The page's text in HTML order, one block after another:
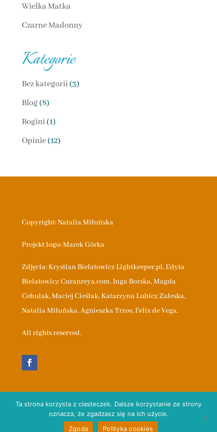
Wielka Matka
Czarne Madonny
Kategorie
Bez kategorii(3)
Blog(8)
Bogini(1)
Opinie(12)
Copyright: Natalia Miłuńska
Projekt logo: Marek Górka
Zdjęcia: Krystian Bielatowicz Lightkeeper.pl,Edyta
BielatowiczCuranreya.com, Inga Borska, Magda
Cebulak, Maciej Cieślak, Katarzyna Lubicz Zaleska,
Natalia Miłuńska, Agnieszka Trzos, Felix de Vega.
All rights reserved.
kontakt@anija.pl
Ta strona korzysta z ciasteczek. Dalsze korzystanie ze strony
oznacza, że zgadzasz się na ich użycie.
Zgoda
Polityka cookies